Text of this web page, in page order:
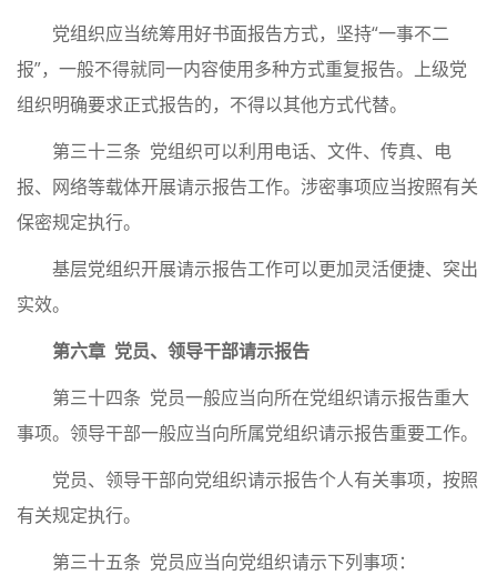
党组织应当统筹用好书面报告方式，坚持“一事不二
报”，一般不得就同一内容使用多种方式重复报告。上级党
组织明确要求正式报告的，不得以其他方式代替。
第三十三条 党组织可以利用电话、文件、传真、电
报、网络等载体开展请示报告工作。涉密事项应当按照有关
保密规定执行。
基层党组织开展请示报告工作可以更加灵活便捷、突出
实效。
第六章 党员、领导干部请示报告
第三十四条 党员一般应当向所在党组织请示报告重大
事项。领导干部一般应当向所属党组织请示报告重要工作。
党员、领导干部向党组织请示报告个人有关事项，按照
有关规定执行。
第三十五条 党员应当向党组织请示下列事项：